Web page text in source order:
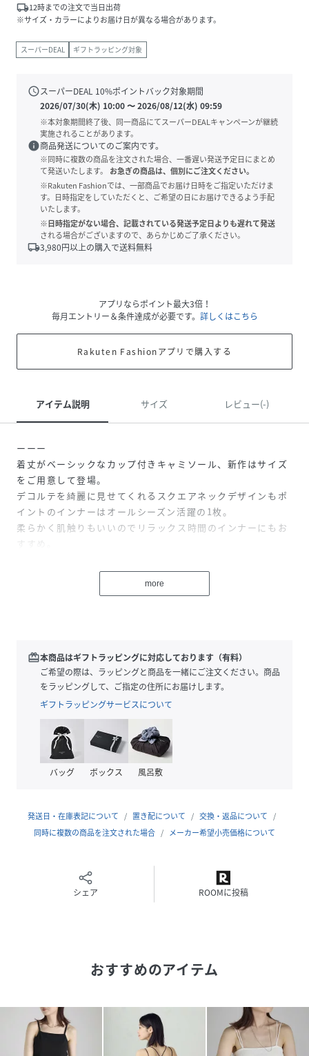
local_shipping12時までの注文で当日出荷
※サイズ・カラーによりお届け日が異なる場合があります。
スーパーDEAL ギフトラッピング対象
scheduleスーパーDEAL 10%ポイントバック対象期間
2026/07/30(木) 10:00〜2026/08/12(水) 09:59
※本対象期間終了後、同一商品にてスーパーDEALキャンペーンが継続
実施されることがあります。
info商品発送についてのご案内です。
※同時に複数の商品を注文された場合、一番遅い発送予定日にまとめ
て発送いたします。
お急ぎの商品は、個別にご注文ください。
※Rakuten Fashionでは、一部商品でお届け日時をご指定いただけま
す。日時指定をしていただくと、ご希望の日にお届けできるよう手配
いたします。
※日時指定がない場合、記載されている発送予定日よりも遅れて発送
される場合がございますので、あらかじめご了承ください。
local_shipping3,980円以上の購入で送料無料
アプリならポイント最大3倍！
毎月エントリー＆条件達成が必要です。 詳しくはこちら
Rakuten Fashionアプリで購入する
アイテム説明 サイズ レビュー(-)
ーーー
着丈がベーシックなカップ付きキャミソール、新作はサイズ
をご用意して登場。
デコルテを綺麗に見せてくれるスクエアネックデザインもポ
イントのインナーはオールシーズン活躍の1枚。
柔らかく肌触りもいいのでリラックス時間のインナーにもお
すすめ。
ベーシックなアイテムなのでデイリー使いはもちろん、シア
ーアイテムとのスタイリングも〇
性別タイプ レディース
本体:ポリエステル64% 綿31% ポリウレタン5%
別布:ポリエステル67% 綿33%
品番
RE7012_659984
659984-19-03 RE7012 )
more
redeem本商品はギフトラッピングに対応しております（有料）
ご希望の際は、ラッピングと商品を一緒にご注文ください。商品
をラッピングして、ご指定の住所にお届けします。
ギフトラッピングサービスについて
バッグ ボックス 風呂敷
発送日・在庫表記について 置き配について
交換・返品について
同時に複数の商品を注文された場合
メーカー希望小売価格について
シェア ROOMに投稿
おすすめのアイテム